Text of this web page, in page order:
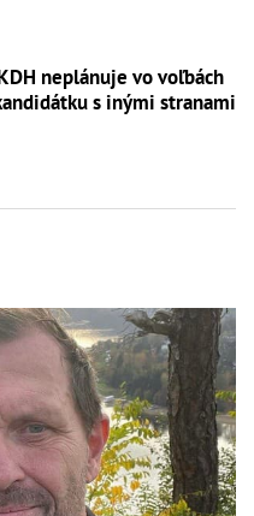
neplánuje vo voľbách
s inými stranami